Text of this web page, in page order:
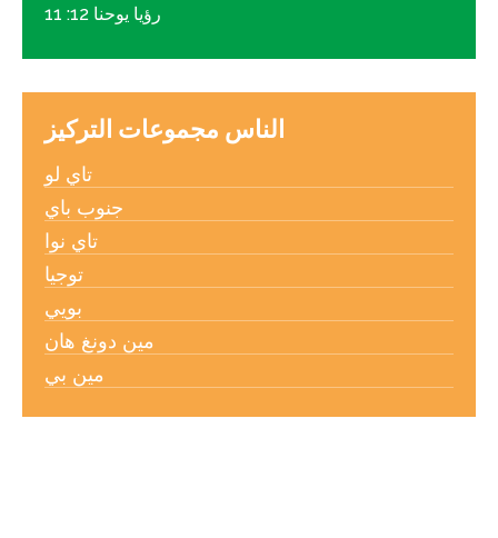
رؤيا يوحنا 12: 11
الناس مجموعات التركيز
تاي لو
جنوب باي
تاي نوا
توجيا
بويي
مين دونغ هان
مين بي